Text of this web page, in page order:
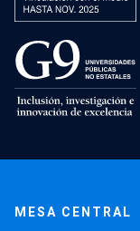
MESA CENTRAL